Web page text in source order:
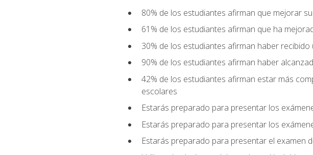
80% de los estudiantes afirman que mejorar
61% de los estudiantes afirman que ha
30% de los estudiantes afirman haber
90% de los estudiantes afirman haber
42% de los estudiantes afirman estar más
escolares
Estarás preparado para presentar los
Estarás preparado para presentar los
Estarás preparado para presentar el examen